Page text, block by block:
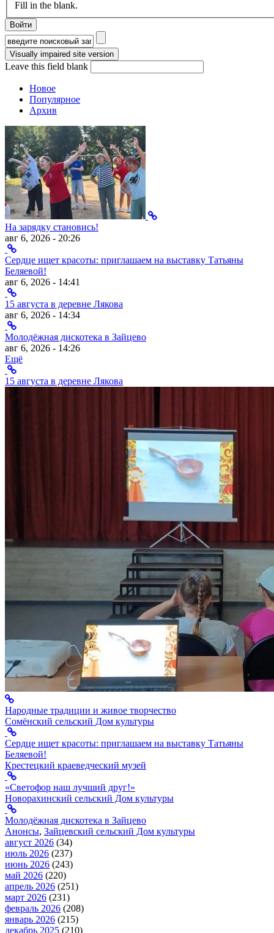
Fill in the blank.
Форма поиска
Leave this field blank
Новое
Популярное
Архив
На зарядку становись!
авг 6, 2026 - 20:26
Сердце ищет красоты: приглашаем на выставку Татьяны
Беляевой!
авг 6, 2026 - 14:41
15 августа в деревне Лякова
авг 6, 2026 - 14:34
Молодёжная дискотека в Зайцево
авг 6, 2026 - 14:26
Ещё
15 августа в деревне Лякова
Народные традиции и живое творчество
Сомёнский сельский Дом культуры
Сердце ищет красоты: приглашаем на выставку Татьяны
Беляевой!
Крестецкий краеведческий музей
«Светофор наш лучший друг!»
Новорахинский сельский Дом культуры
Молодёжная дискотека в Зайцево
Анонсы, Зайцевский сельский Дом культуры
август 2026 (34)
июль 2026 (237)
июнь 2026 (243)
май 2026 (220)
апрель 2026 (251)
март 2026 (231)
февраль 2026 (208)
январь 2026 (215)
декабрь 2025 (210)